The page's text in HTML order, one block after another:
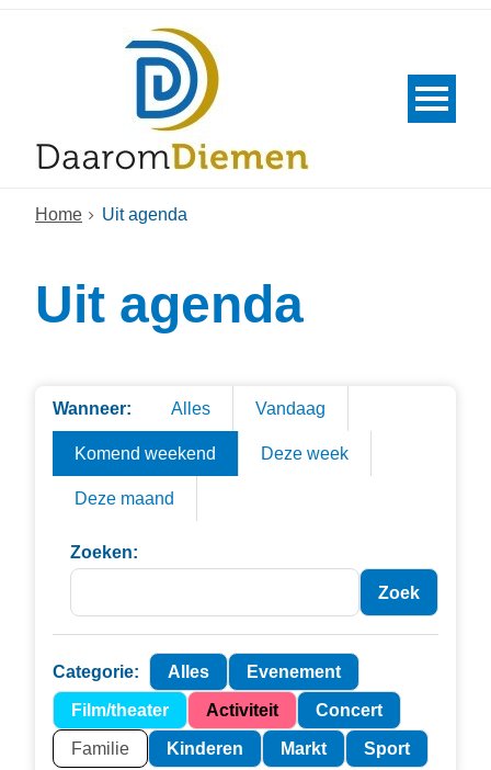
Home Uit agenda
Uit agenda
Wanneer: Alles Vandaag
Komend weekend Deze week
Deze maand
Zoeken:
Categorie: Alles Evenement
Film/theater Activiteit Concert
Familie Kinderen Markt Sport